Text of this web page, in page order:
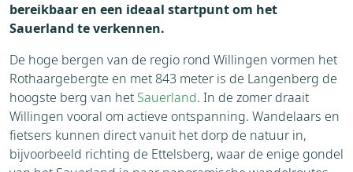
bereikbaar en een ideaal startpunt om het
Sauerland te verkennen.
De hoge bergen van de regio rond Willingen vormen het
Rothaargebergte en met 843 meter is de Langenberg de
hoogste berg van het Sauerland. In de zomer draait
Willingen vooral om actieve ontspanning. Wandelaars en
fietsers kunnen direct vanuit het dorp de natuur in,
bijvoorbeeld richting de Ettelsberg, waar de enige gondel